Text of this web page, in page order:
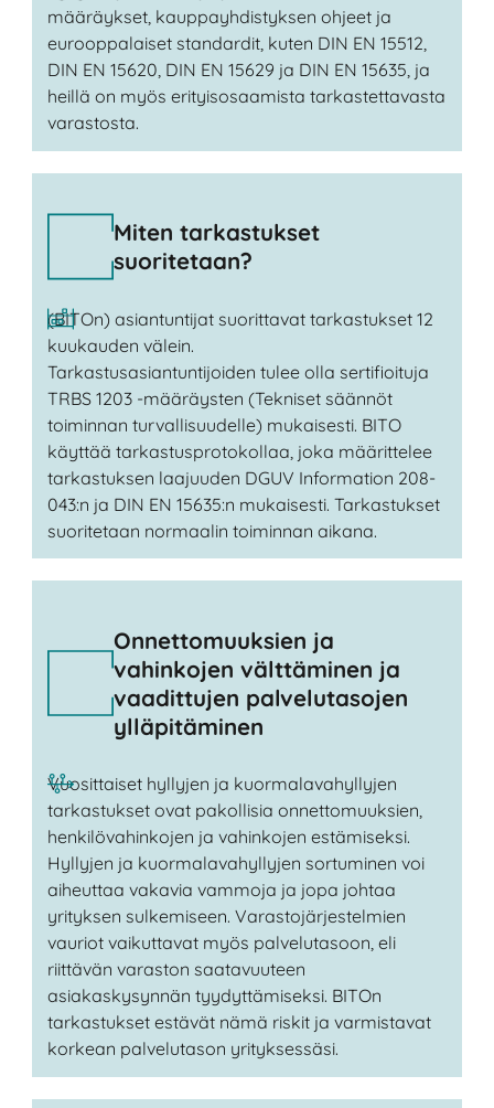
määräykset, kauppayhdistyksen ohjeet ja
eurooppalaiset standardit, kuten DIN EN 15512,
DIN EN 15620, DIN EN 15629 ja DIN EN 15635, ja
heillä on myös erityisosaamista tarkastettavasta
varastosta.
Miten tarkastukset
suoritetaan?
(BITOn) asiantuntijat suorittavat tarkastukset 12
kuukauden välein.
Tarkastusasiantuntijoiden tulee olla sertifioituja
TRBS 1203 -määräysten (Tekniset säännöt
toiminnan turvallisuudelle) mukaisesti. BITO
käyttää tarkastusprotokollaa, joka määrittelee
tarkastuksen laajuuden DGUV Information 208-
043:n ja DIN EN 15635:n mukaisesti. Tarkastukset
suoritetaan normaalin toiminnan aikana.
Onnettomuuksien ja
vahinkojen välttäminen ja
vaadittujen palvelutasojen
ylläpitäminen
Vuosittaiset hyllyjen ja kuormalavahyllyjen
tarkastukset ovat pakollisia onnettomuuksien,
henkilövahinkojen ja vahinkojen estämiseksi.
Hyllyjen ja kuormalavahyllyjen sortuminen voi
aiheuttaa vakavia vammoja ja jopa johtaa
yrityksen sulkemiseen. Varastojärjestelmien
vauriot vaikuttavat myös palvelutasoon, eli
riittävän varaston saatavuuteen
asiakaskysynnän tyydyttämiseksi. BITOn
tarkastukset estävät nämä riskit ja varmistavat
korkean palvelutason yrityksessäsi.